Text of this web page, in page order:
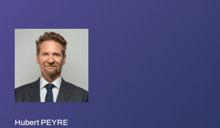
Hubert PEYRE